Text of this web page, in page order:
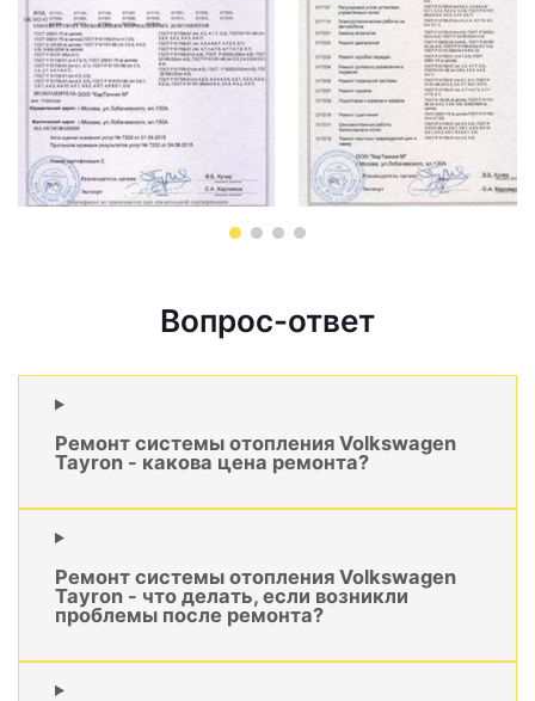
Вопрос-ответ
Ремонт системы отопления Volkswagen
Tayron - какова цена ремонта?
Ремонт системы отопления Volkswagen
Tayron - что делать, если возникли
проблемы после ремонта?